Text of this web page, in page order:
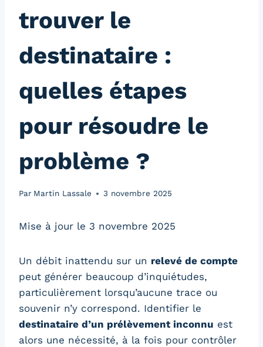
trouver le
destinataire :
quelles étapes
pour résoudre le
problème ?
Par Martin Lassale 3 novembre 2025
Mise à jour le 3 novembre 2025
Un débit inattendu sur un relevé de compte
peut générer beaucoup d’inquiétudes,
particulièrement lorsqu’aucune trace ou
souvenir n’y correspond. Identifier le
destinataire d’un prélèvement inconnu est
alors une nécessité, à la fois pour contrôler